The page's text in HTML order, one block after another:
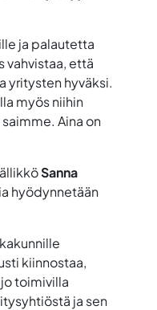
ja palautetta
vahvistaa, että
yritysten hyväksi.
myös niihin
Aina on
Sanna
hyödynnetään
kiinnostaa,
toimivilla
ja sen